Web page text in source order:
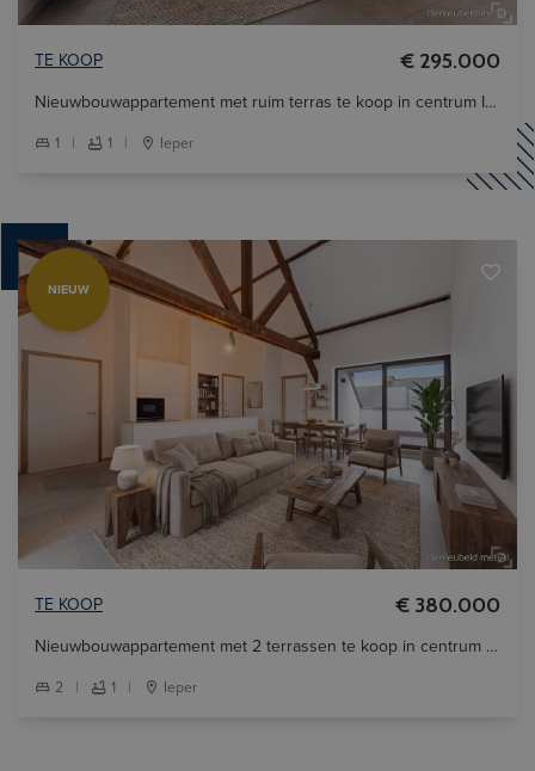
TE KOOP € 295.000
Nieuwbouwappartement met ruim terras te koop in centrum Ieper.
1 | 1 | Ieper
NIEUW
TE KOOP € 380.000
Nieuwbouwappartement met 2 terrassen te koop in centrum Ieper.
2 | 1 | Ieper